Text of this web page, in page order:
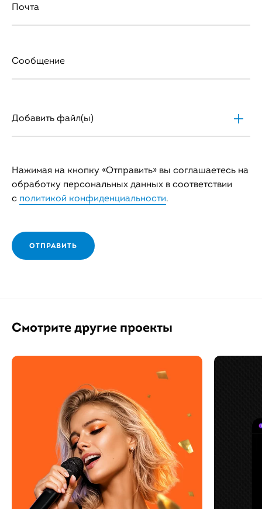
Почта
Сообщение
Добавить файл(ы)
Нажимая на кнопку «Отправить» вы соглашаетесь на
обработку персональных данных в соответствии
с политикой конфиденциальности.
ОТПРАВИТЬ
Смотрите другие проекты